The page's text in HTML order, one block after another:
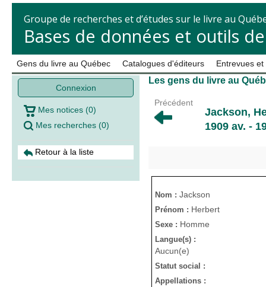
Groupe de recherches et d’études sur le livre au
Bases de données et outils
Gens du livre au Québec Catalogues d'éditeurs Entrevues
Connexion
Mes notices (0)
Mes recherches (0)
Retour à la liste
Les gens du livre au
Précédent
Jackson,
1909 av. -
Nom : Jackson
Prénom : Herbert
Sexe : Homme
Langue(s) :
Aucun(e)
Statut social :
Appellations :